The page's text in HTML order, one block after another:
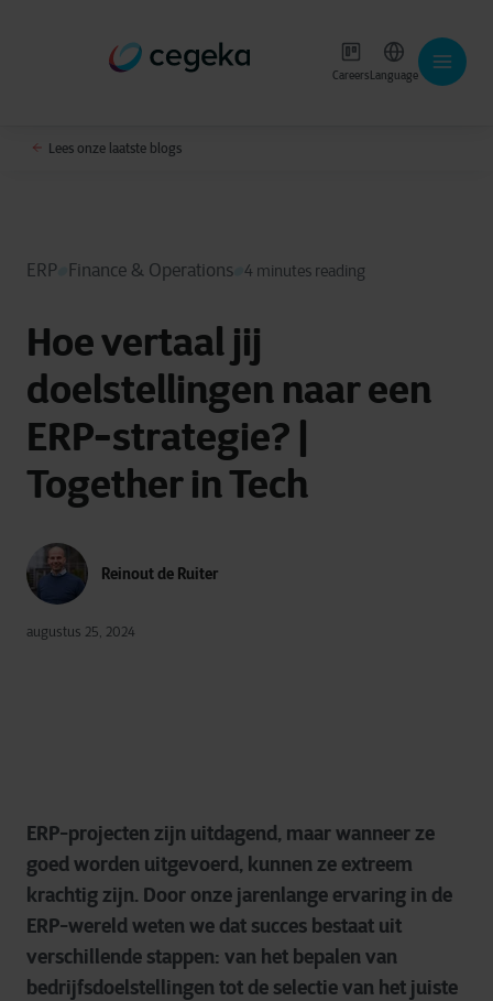
CareersLanguage
Lees onze laatste blogs
ERP Finance & Operations 4 minutes reading
Hoe vertaal jij
doelstellingen naar een
ERP-strategie? |
Together in Tech
Reinout de Ruiter
augustus 25, 2024
ERP-projecten zijn uitdagend, maar wanneer ze
goed worden uitgevoerd, kunnen ze extreem
krachtig zijn. Door onze jarenlange ervaring in de
ERP-wereld weten we dat succes bestaat uit
verschillende stappen: van het bepalen van
bedrijfsdoelstellingen tot de selectie van het juiste